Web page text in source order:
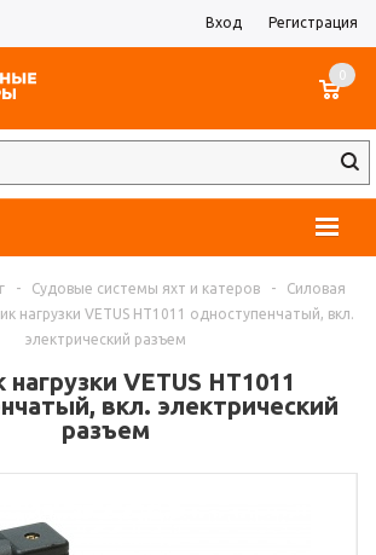
Вход Регистрация
0
- Судовые системы яхт и катеров -
Силовая
нагрузки VETUS HT1011 одноступенчатый, вкл.
электрический разъем
VETUS HT1011
вкл. электрический
разъем